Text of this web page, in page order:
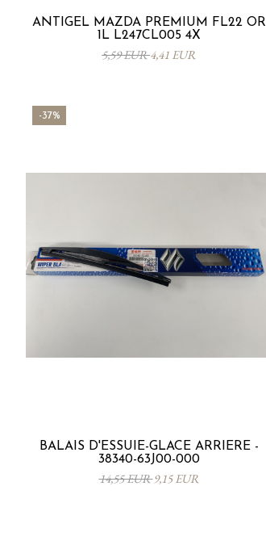
ANTIGEL MAZDA PREMIUM FL22 OR
1L L247CL005 4X
5,59 EUR4,41 EUR
-37%
BALAIS D'ESSUIE-GLACE ARRIÈRE -
38340-63J00-000
14,55 EUR9,15 EUR